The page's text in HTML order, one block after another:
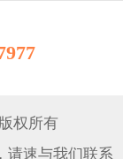
权所有
请速与我们联系